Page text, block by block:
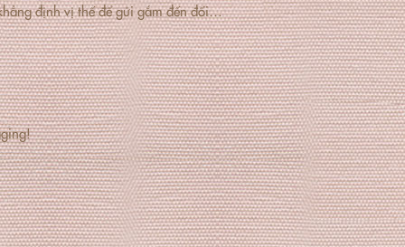
định vị thế để gửi gắm đến đối…